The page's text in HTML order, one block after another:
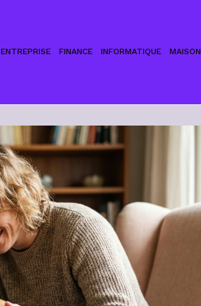
ENTREPRISE FINANCE INFORMATIQUE MAISON